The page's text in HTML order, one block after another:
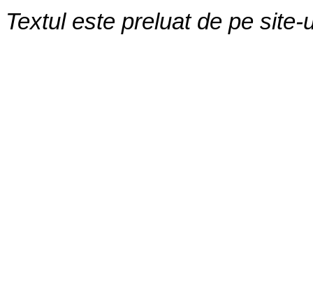
Textul este preluat de pe